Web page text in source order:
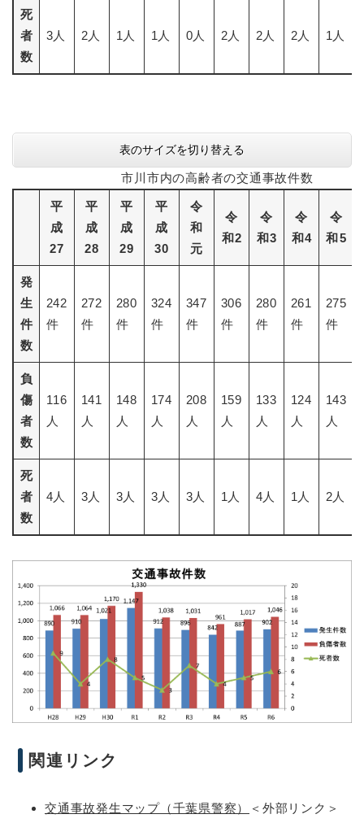
死
者
数
3人 2人 1人 1人 0人 2人 2人 2人 1人
表のサイズを切り替える
市川市内の高齢者の交通事故件数
平
成
27
平
成
28
平
成
29
平
成
30
令
和
元
令
和2
令
和3
令
和4
令
和5
発
生
件
数
242
件
272
件
280
件
324
件
347
件
306
件
280
件
261
件
275
件
負
傷
者
数
116
人
141
人
148
人
174
人
208
人
159
人
133
人
124
人
143
人
死
者
数
4人 3人 3人 3人 3人 1人 4人 1人 2人
関連リンク
交通事故発生マップ（千葉県警察） ＜外部リンク＞